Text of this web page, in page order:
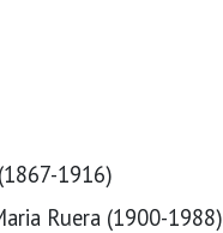
1916)
Ruera (1900-1988)